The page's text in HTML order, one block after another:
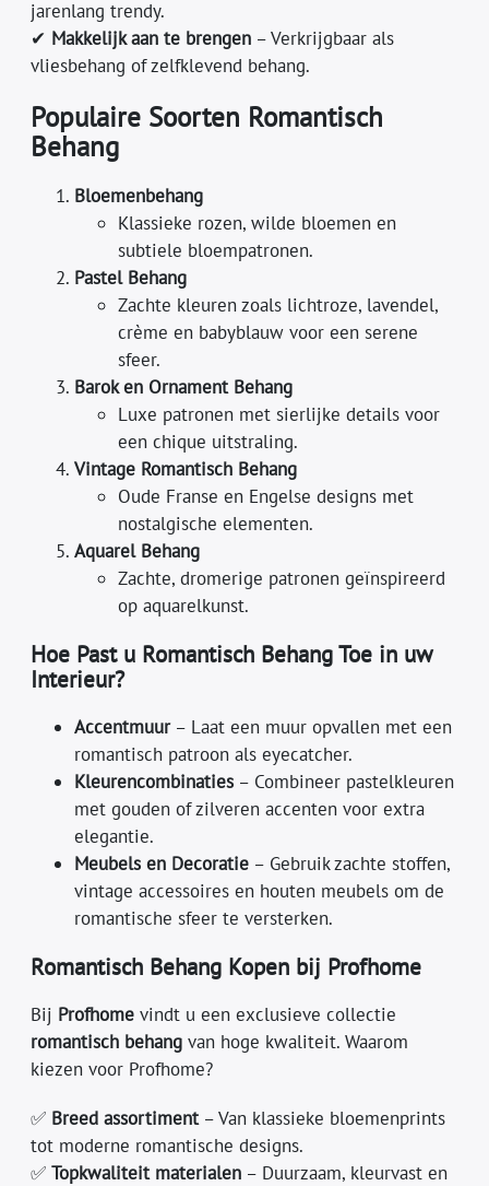
jarenlang trendy.
✔ Makkelijk aan te brengen – Verkrijgbaar als
vliesbehang of zelfklevend behang.
Populaire Soorten Romantisch
Behang
Bloemenbehang
Klassieke rozen, wilde bloemen en
subtiele bloempatronen.
Pastel Behang
Zachte kleuren zoals lichtroze, lavendel,
crème en babyblauw voor een serene
sfeer.
Barok en Ornament Behang
Luxe patronen met sierlijke details voor
een chique uitstraling.
Vintage Romantisch Behang
Oude Franse en Engelse designs met
nostalgische elementen.
Aquarel Behang
Zachte, dromerige patronen geïnspireerd
op aquarelkunst.
Hoe Past u Romantisch Behang Toe in uw
Interieur?
Accentmuur– Laat een muur opvallen met een
romantisch patroon als eyecatcher.
Kleurencombinaties – Combineer pastelkleuren
met gouden of zilveren accenten voor extra
elegantie.
Meubels en Decoratie – Gebruik zachte stoffen,
vintage accessoires en houten meubels om de
romantische sfeer te versterken.
Romantisch Behang Kopen bij Profhome
Bij Profhome vindt u een exclusieve collectie
romantisch behang van hoge kwaliteit. Waarom
kiezen voor Profhome?
✅ Breed assortiment– Van klassieke bloemenprints
tot moderne romantische designs.
✅Topkwaliteit materialen – Duurzaam, kleurvast en